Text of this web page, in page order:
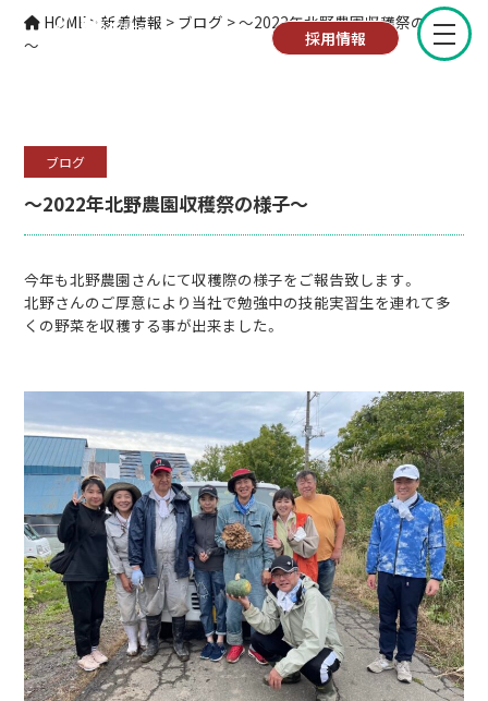
採用情報
ブログ
HOME >新着情報 > ブログ >～2022年北野農園収穫祭の様子
～
ブログ
～2022年北野農園収穫祭の様子～
今年も北野農園さんにて収穫際の様子をご報告致します。
北野さんのご厚意により当社で勉強中の技能実習生を連れて多
くの野菜を収穫する事が出来ました。